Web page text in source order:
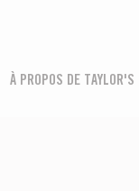
À PROPOS DE TAYLOR'S